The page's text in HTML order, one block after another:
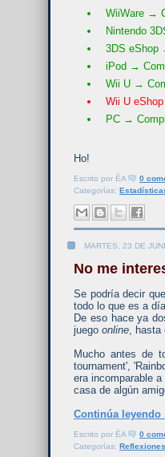
WiiWare →
Nintendo
3DS eShop
iPod →
Wii U →
Wii U
PC →
Ho!
Escrito por ÉA
0
Categorías:
MARTES, 23 DE
No me
Se podría decir
todo lo que es a
De eso hace ya
juego online, hasta
Mucho antes de
tournament',
era incomparable
casa de algún
Continúa leyendo
Escrito por ÉA
0
Categorías: Reflexiones